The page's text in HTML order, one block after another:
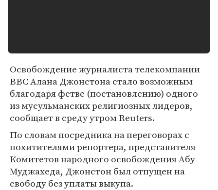
Освобождение журналиста телекомпании
BBC Алана Джонстона стало возможным
благодаря фетве (постановлению) одного
из мусульманских религиозных лидеров,
сообщает в среду утром Reuters.
По словам посредника на переговорах с
похитителями репортера, представителя
Комитетов народного освобождения Абу
Муджахеда, Джонстон был отпущен на
свободу без уплаты выкупа.